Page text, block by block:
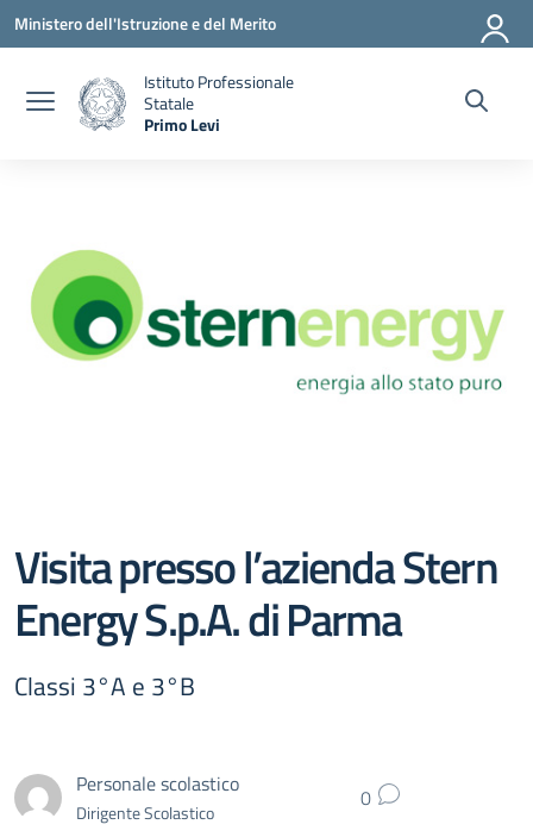
Vai ai contenuti
Vai al menu di navigazione
Vai al footer
Ministero dell'Istruzione e del Merito
Istituto Professionale
Statale
Primo Levi
Visita presso l’azienda Stern
Energy S.p.A. di Parma
Classi 3°A e 3°B
Personale scolastico
Dirigente Scolastico 0